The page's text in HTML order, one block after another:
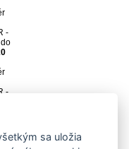
-
-
sa uložia